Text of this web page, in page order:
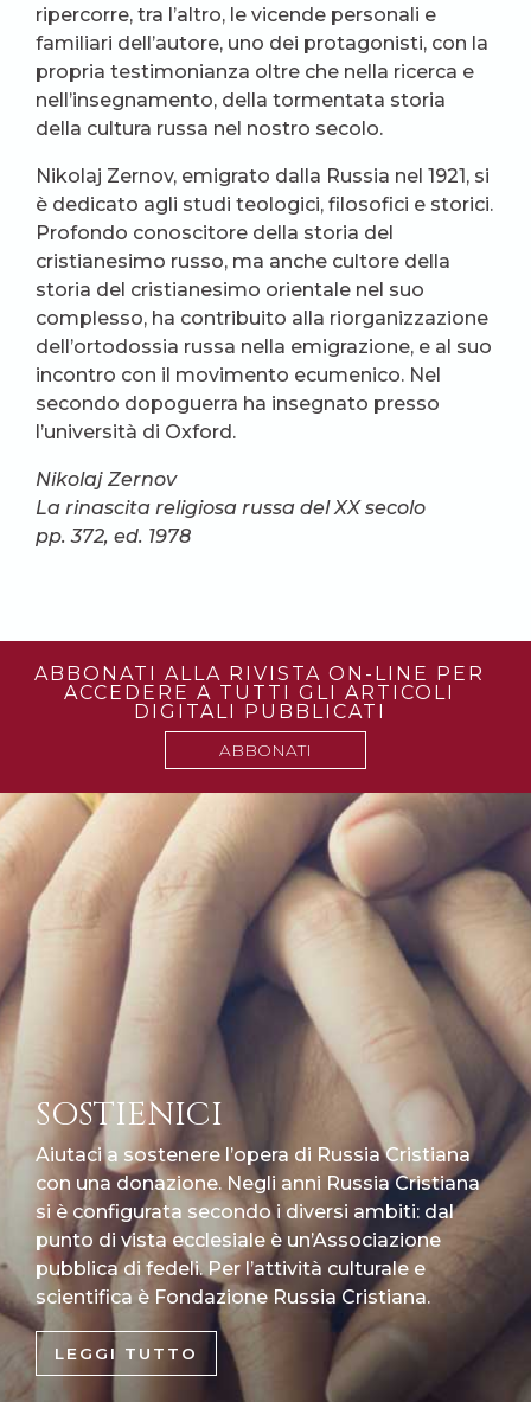
ripercorre, tra l’altro, le vicende personali e
familiari dell’autore, uno dei protagonisti, con la
propria testimonianza oltre che nella ricerca e
nell’insegnamento, della tormentata storia
della cultura russa nel nostro secolo.
Nikolaj Zernov, emigrato dalla Russia nel 1921, si
è dedicato agli studi teologici, filosofici e storici.
Profondo conoscitore della storia del
cristianesimo russo, ma anche cultore della
storia del cristianesimo orientale nel suo
complesso, ha contribuito alla riorganizzazione
dell’ortodossia russa nella emigrazione, e al suo
incontro con il movimento ecumenico. Nel
secondo dopoguerra ha insegnato presso
l’università di Oxford.
Nikolaj Zernov
La rinascita religiosa russa del XX secolo
pp. 372, ed. 1978
ABBONATI ALLA RIVISTA ON-LINE PER
ACCEDERE A TUTTI GLI ARTICOLI
DIGITALI PUBBLICATI
ABBONATI
SOSTIENICI
Aiutaci a sostenere l’opera di Russia Cristiana
con una donazione. Negli anni Russia Cristiana
si è configurata secondo i diversi ambiti: dal
punto di vista ecclesiale è un’Associazione
pubblica di fedeli. Per l’attività culturale e
scientifica è Fondazione Russia Cristiana.
LEGGI TUTTO